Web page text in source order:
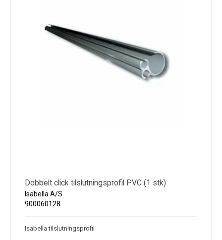
Vejrstationer
Dobbelt click tilslutningsprofil PVC (1 stk)
Isabella A/S
900060128
Isabella tilslutningsprofil